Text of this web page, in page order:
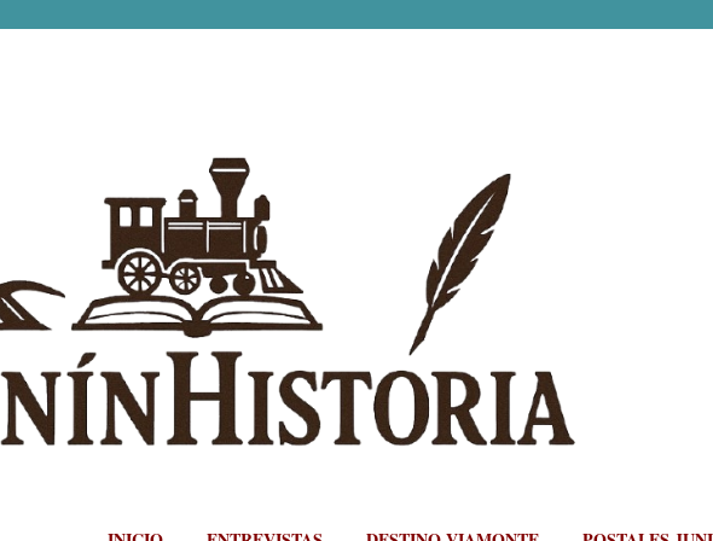
Ir al contenido principal